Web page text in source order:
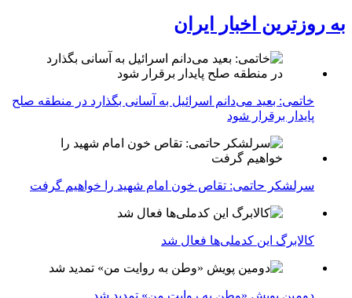
به روزترین اخبار ایران
خاتمی: بعید می‌دانم اسرائیل به آسانی بگذارد در منطقه صلح
پایدار برقرار شود
سرلشکر حاتمی: تقاص خون امام شهید را خواهیم گرفت
کالابرگ این کدملی‌ها فعال شد